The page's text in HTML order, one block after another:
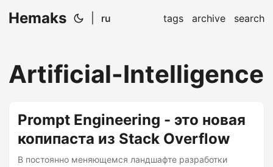
Hemaks ru tags archive search
Artificial-Intelligence
Prompt Engineering - это новая
копипаста из Stack Overflow
В постоянно меняющемся ландшафте разработки